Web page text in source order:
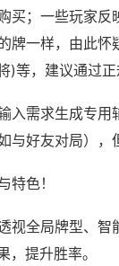
买；一些玩家反
牌一样，由此
)等，建议通过正
入需求生成专
与好友对局），
特色！
视全局牌型、智
，提升胜率。